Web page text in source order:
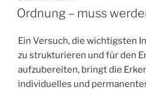
AM
Ordnung – muss
Ein Versuch, die wichtigsten
zu strukturieren und für den
aufzubereiten, bringt die
individuelles und